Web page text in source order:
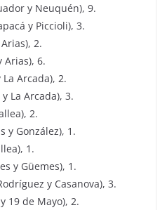
y Neuquén), 9.
y Piccioli), 3.
2.
Arias), 6.
Arcada), 2.
La Arcada), 3.
2.
y González), 1.
1.
y Güemes), 1.
y Casanova), 3.
19 de Mayo), 2.